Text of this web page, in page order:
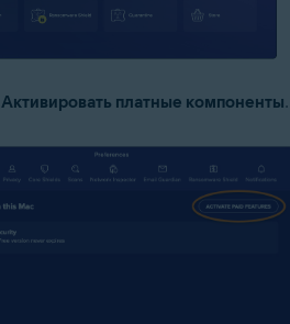
Активировать платные компоненты.